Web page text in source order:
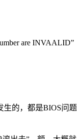
are INVAALID”
生的，都是BIOS问题